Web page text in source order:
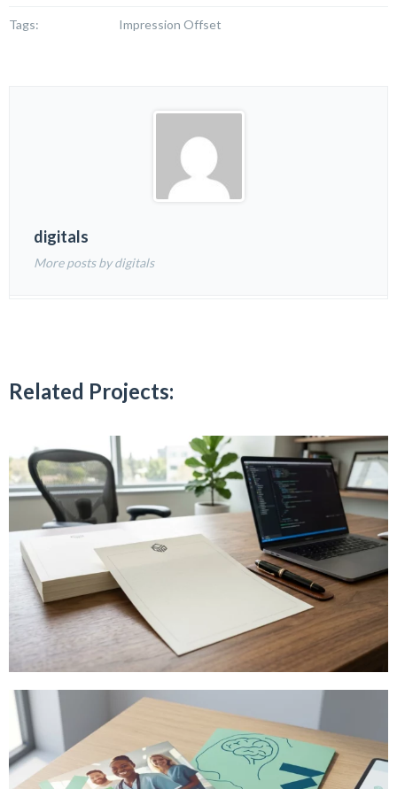
Tags: Impression Offset
digitals
More posts by digitals
Related Projects: